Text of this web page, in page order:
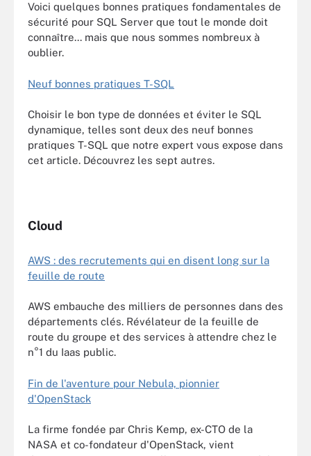
Voici quelques bonnes pratiques fondamentales de
sécurité pour SQL Server que tout le monde doit
connaître... mais que nous sommes nombreux à
oublier.
Neuf bonnes pratiques T-SQL
Choisir le bon type de données et éviter le SQL
dynamique, telles sont deux des neuf bonnes
pratiques T-SQL que notre expert vous expose dans
cet article. Découvrez les sept autres.
Cloud
AWS : des recrutements qui en disent long sur la
feuille de route
AWS embauche des milliers de personnes dans des
départements clés. Révélateur de la feuille de
route du groupe et des services à attendre chez le
n°1 du Iaas public.
Fin de l'aventure pour Nebula, pionnier
d'OpenStack
La firme fondée par Chris Kemp, ex-CTO de la
NASA et co-fondateur d'OpenStack, vient